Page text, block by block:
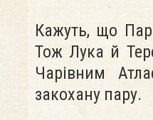
Кажуть, що
Тож Лука й
Чарівним
закохану пару.